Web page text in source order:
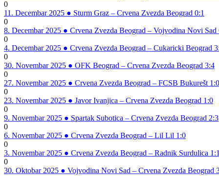
0
11. Decembar 2025 ● Sturm Graz – Crvena Zvezda Beograd 0:1
0
8. Decembar 2025 ● Crvena Zvezda Beograd – Vojvodina Novi Sad
0
4. Decembar 2025 ● Crvena Zvezda Beograd – Cukaricki Beograd
0
30. Novembar 2025 ● OFK Beograd – Crvena Zvezda Beograd 3:4
0
27. Novembar 2025 ● Crvena Zvezda Beograd – FCSB Bukurešt 1:0
0
23. Novembar 2025 ● Javor Ivanjica – Crvena Zvezda Beograd 1:0
0
9. Novembar 2025 ● Spartak Subotica – Crvena Zvezda Beograd 2:3
0
6. Novembar 2025 ● Crvena Zvezda Beograd – Lil Lil 1:0
0
3. Novembar 2025 ● Crvena Zvezda Beograd – Radnik Surdulica
0
30. Oktobar 2025 ● Vojvodina Novi Sad – Crvena Zvezda Beograd